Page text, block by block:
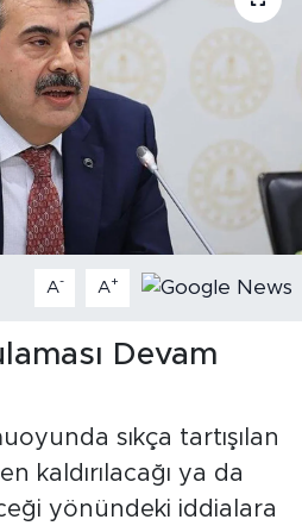
A- A+
Devam
sıkça tartışılan
kaldırılacağı ya da
yönündeki iddialara